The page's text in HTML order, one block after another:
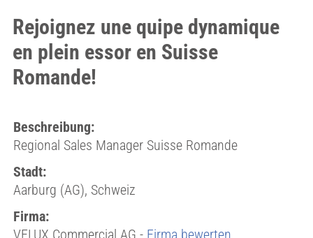
Rejoignez une quipe dynamique
en plein essor en Suisse
Romande!
Beschreibung:
Regional Sales Manager Suisse Romande
Stadt:
Aarburg (AG), Schweiz
Firma:
VELUX Commercial AG - Firma bewerten